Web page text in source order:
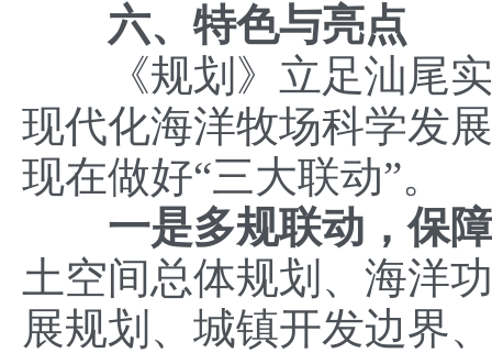
六、特色与亮点
《规划》立足汕尾实
现代化海洋牧场科学发
现在做好“三大联动”。
一是多规联动，保
土空间总体规划、海洋
展规划、城镇开发边界